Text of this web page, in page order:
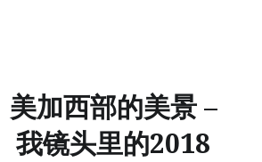
美加西部的美景 –
我镜头里的2018